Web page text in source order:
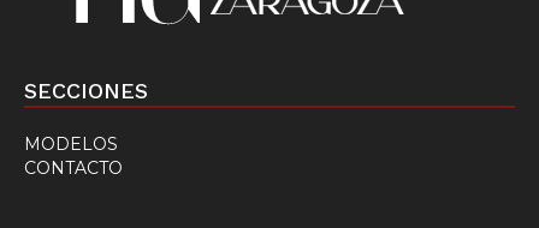
SECCIONES
MODELOS
CONTACTO